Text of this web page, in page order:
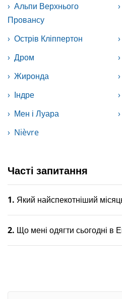
Альпи Верхнього
Провансу
Острів Кліппертон
Дром
Жиронда
Індре
Мен і Луара
Nièvre
Часті запитання
1. Який найспекотніший
2. Що мені одягти сьогодні в